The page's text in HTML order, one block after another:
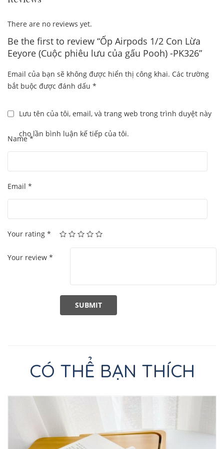
There are no reviews yet.
Be the first to review “Ốp Airpods 1/2 Con Lừa
Eeyore (Cuộc phiêu lưu của gấu Pooh) -PK326”
Email của bạn sẽ không được hiển thị công khai. Các trường
bắt buộc được đánh dấu *
Lưu tên của tôi, email, và trang web trong trình duyệt này
cho lần bình luận kế tiếp của tôi.
Name*
Email *
Your rating *
Your review *
CÓ THỂ BẠN THÍCH